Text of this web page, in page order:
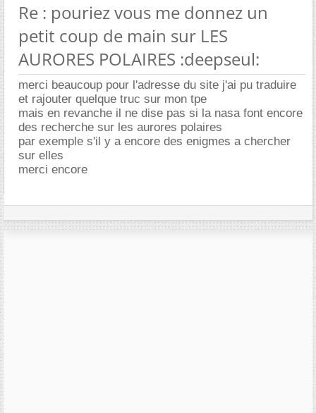
Re : pouriez vous me donnez un
petit coup de main sur LES
AURORES POLAIRES :deepseul:
merci beaucoup pour l'adresse du site j'ai pu traduire
et rajouter quelque truc sur mon tpe
mais en revanche il ne dise pas si la nasa font encore
des recherche sur les aurores polaires
par exemple s'il y a encore des enigmes a chercher
sur elles
merci encore